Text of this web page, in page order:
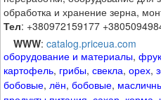
обработка и хранение зерна,
Тел: +380972159177
WWW:catalog.priceua.com
оборудование и материалы,
картофель, грибы,свекла,орех,
бобовые, лён,бобовые,